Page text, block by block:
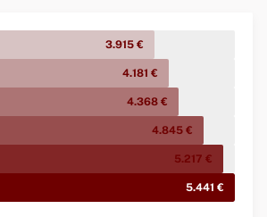
3.915 €
4.181 €
4.368 €
4.845 €
5.217 €
5.441 €